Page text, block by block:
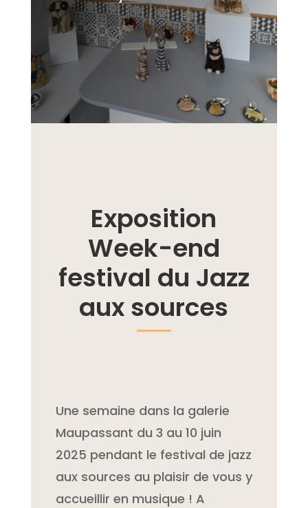
Exposition
Week-end
festival du Jazz
aux sources
Une semaine dans la galerie
Maupassant du 3 au 10 juin
2025 pendant le festival de jazz
aux sources au plaisir de vous y
accueillir en musique ! A